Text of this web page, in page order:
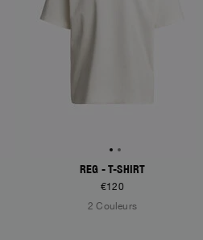
REG - T-SHIRT
€120
2 Couleurs